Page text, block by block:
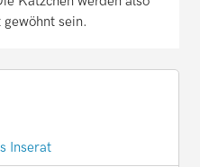
sein.
Inserat